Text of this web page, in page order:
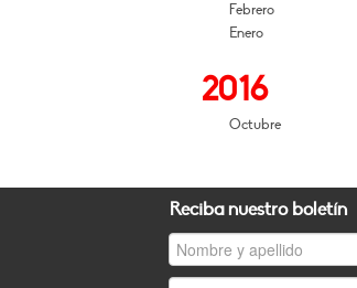
Febrero
Enero
2016
Octubre
Reciba nuestro boletín